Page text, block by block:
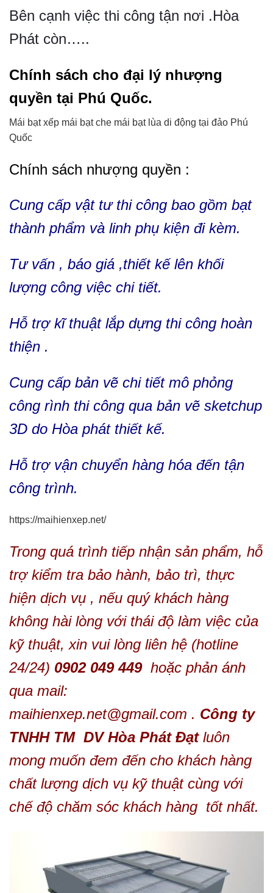
Bên cạnh việc thi công tận nơi .Hòa
Phát còn…..
Chính sách cho đại lý nhượng
quyền tại Phú Quốc.
Mái bạt xếp mái bạt che mái bạt lùa di động tại đảo Phú
Quốc
Chính sách nhượng quyền :
Cung cấp vật tư thi công bao gồm bạt
thành phẩm và linh phụ kiện đi kèm.
Tư vấn , báo giá ,thiết kế lên khối
lượng công việc chi tiết.
Hỗ trợ kĩ thuật lắp dựng thi công hoàn
thiện .
Cung cấp bản vẽ chi tiết mô phỏng
công rình thi công qua bản vẽ sketchup
3D do Hòa phát thiết kế.
Hỗ trợ vận chuyển hàng hóa đến tận
công trình.
https://maihienxep.net/
Trong quá trình tiếp nhận sản phẩm, hỗ
trợ kiểm tra bảo hành, bảo trì, thực
hiện dịch vụ , nếu quý khách hàng
không hài lòng với thái độ làm việc của
kỹ thuật, xin vui lòng liên hệ (hotline
24/24) 0902 049 449hoặc phản ánh
qua mail:
maihienxep.net@gmail.com . Công ty
TNHH TM DV Hòa Phát Đạt luôn
mong muốn đem đến cho khách hàng
chất lượng dịch vụ kỹ thuật cùng với
chế độ chăm sóc khách hàng tốt nhất.